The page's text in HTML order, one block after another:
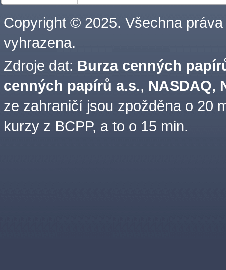
Copyright © 2025. Všechna práva
vyhrazena.
Zdroje dat: Burza cenných
cenných papírů a.s., NASDAQ,
ze zahraničí jsou zpožděna o 20
kurzy z BCPP, a to o 15 min.